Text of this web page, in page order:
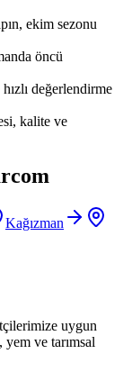
ekim sezonu
öncü
değerlendirme
kalite ve
Kağızman
uygun
ve tarımsal